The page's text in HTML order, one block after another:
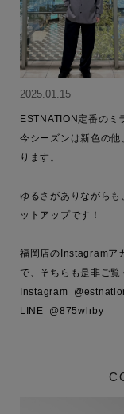
2025.01.15
ESTNATION定番のミ
今シーズンは新色の
ります。
ゆるさがありながら
ットアップです！
福岡店のInstagramア
で、そちらも是非ご覧
Instagram
LINE  @875wlrby